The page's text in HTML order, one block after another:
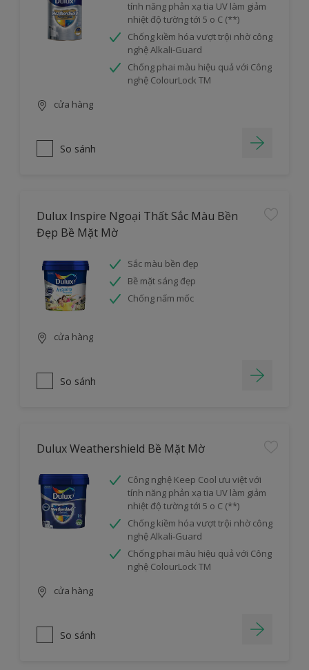
tính năng phản xạ tia UV làm giảm
nhiệt độ tường tới 5 o C (**)
Chống kiềm hóa vượt trội nhờ công
nghệ Alkali-Guard
Chống phai màu hiệu quả với Công
nghệ ColourLock TM
cửa hàng
So sánh
Dulux Inspire Ngoại Thất Sắc Màu Bền
Đẹp Bề Mặt Mờ
Sắc màu bền đẹp
Bề mặt sáng đẹp
Chống nấm mốc
cửa hàng
So sánh
Dulux Weathershield Bề Mặt Mờ
Công nghệ Keep Cool ưu việt với
tính năng phản xạ tia UV làm giảm
nhiệt độ tường tới 5 o C (**)
Chống kiềm hóa vượt trội nhờ công
nghệ Alkali-Guard
Chống phai màu hiệu quả với Công
nghệ ColourLock TM
cửa hàng
So sánh